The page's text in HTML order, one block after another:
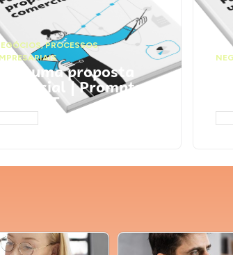
,PROCESSOS
Faça uma proposta
comercial | Prompts
ChatGPT